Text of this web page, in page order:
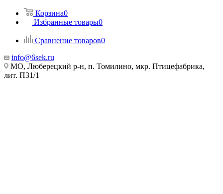
Корзина0
Избранные товары0
Сравнение товаров0
info@6sek.ru
МО, Люберецкий р-н, п. Томилино, мкр. Птицефабрика,
лит. П31/1